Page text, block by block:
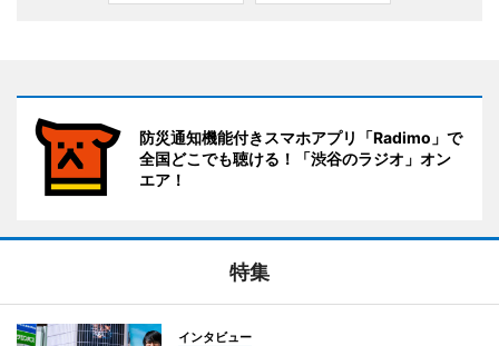
防災通知機能付きスマホアプリ「Radimo」で
全国どこでも聴ける！「渋谷のラジオ」オン
エア！
特集
インタビュー